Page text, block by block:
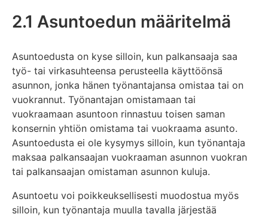
2.1 Asuntoedun määritelmä
Asuntoedusta on kyse silloin, kun palkansaaja saa
työ- tai virkasuhteensa perusteella käyttöönsä
asunnon, jonka hänen työnantajansa omistaa tai on
vuokrannut. Työnantajan omistamaan tai
vuokraamaan asuntoon rinnastuu toisen saman
konsernin yhtiön omistama tai vuokraama asunto.
Asuntoedusta ei ole kysymys silloin, kun työnantaja
maksaa palkansaajan vuokraaman asunnon vuokran
tai palkansaajan omistaman asunnon kuluja.
Asuntoetu voi poikkeuksellisesti muodostua myös
silloin, kun työnantaja muulla tavalla järjestää